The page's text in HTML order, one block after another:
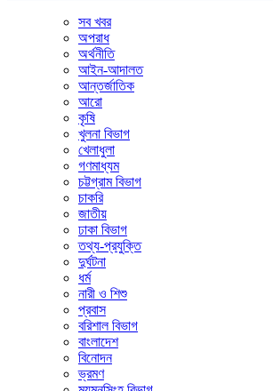
সব খবর
অপরাধ
অর্থনীতি
আইন-আদালত
আন্তর্জাতিক
আরো
কৃষি
খুলনা বিভাগ
খেলাধুলা
গণমাধ্যম
চট্টগ্রাম বিভাগ
চাকরি
জাতীয়
ঢাকা বিভাগ
তথ্য-প্রযুক্তি
দুর্ঘটনা
ধর্ম
নারী ও শিশু
প্রবাস
বরিশাল বিভাগ
বাংলাদেশ
বিনোদন
ভ্রমণ